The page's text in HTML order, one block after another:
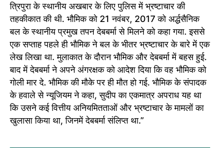
त्रिपुरा के स्थानीय अखबार के लिए पुलिस में भ्रष्टाचार की
तहकीकात की थी. भौमिक को 21 नवंबर, 2017 को अर्द्धसैनिक
बल के स्थानीय प्रमुख तपन देबबर्मा से मिलने को कहा गया. इससे
एक सप्ताह पहले ही भौमिक ने बल के भीतर भ्रष्टाचार के बारे में एक
लेख लिखा था. मुलाकात के दौरान भौमिक और देबबर्मा में बहस हुई.
बाद में देबबर्मा ने अपने अंगरक्षक को आदेश दिया कि वह भौमिक को
गोली मार दे. भौमिक की मौके पर ही मौत हो गई. भौमिक के संपादक
के हवाले से न्यूजियम ने कहा, सुदीप का एकमात्र अपराध यह था
कि उसने कई वित्तीय अनियमितताओं और भ्रष्टाचार के मामलों का
खुलासा किया था, जिनमें देबबर्मा संलिप्त था.”